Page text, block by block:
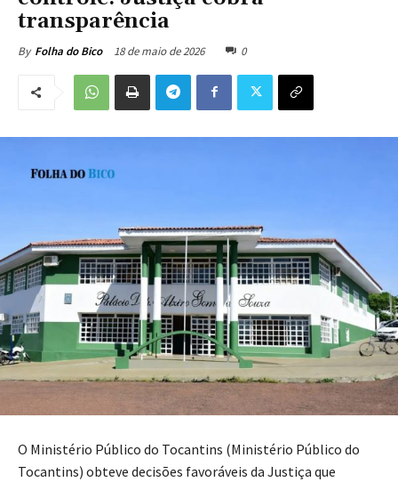
transparência
By Folha do Bico 18 de maio de 2026 0
O Ministério Público do Tocantins (Ministério Público do
Tocantins) obteve decisões favoráveis da Justiça que